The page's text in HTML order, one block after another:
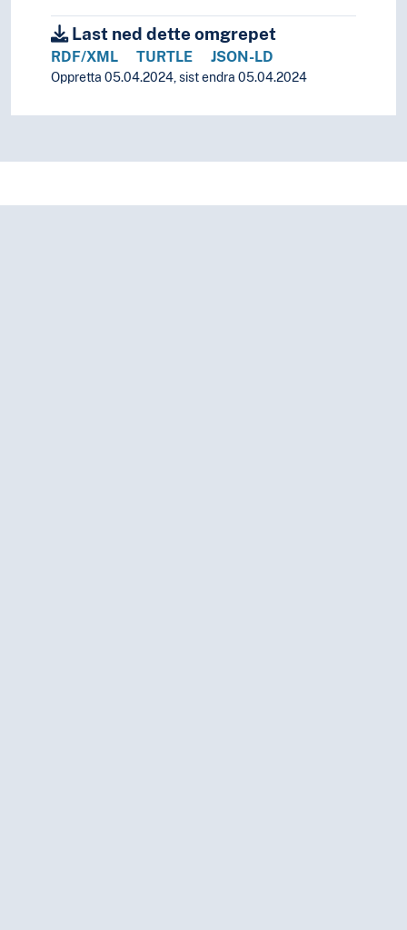
Last ned dette omgrepet
RDF/XML TURTLE JSON-LD
Oppretta 05.04.2024, sist endra 05.04.2024